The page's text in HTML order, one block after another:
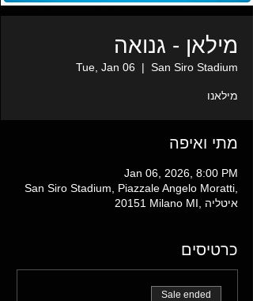
מילאן - גנואה
Tue, Jan 06
  |
San Siro Stadium
מילאנו
מתי ואיפה
Jan 06, 2026, 8:00 PM
San Siro Stadium, Piazzale Angelo Moratti,
20151 Milano MI, איטליה
כרטיסים
Sale ended